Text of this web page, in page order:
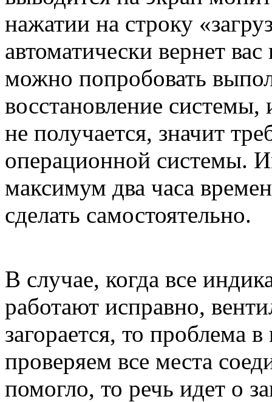
нажатии на строку
автоматически вернет
можно попробовать
восстановление
не получается, значит
операционной системы.
максимум два часа
сделать самостоятельно.
В случае, когда все
работают исправно,
загорается, то проблема
проверяем все места
помогло, то речь идет о